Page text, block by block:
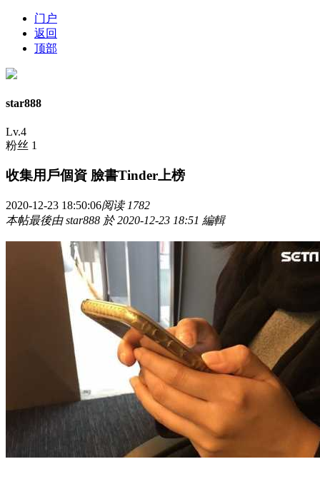
门户
返回
顶部
star888
Lv.4
粉丝 1
收集用戶個資 臉書Tinder上榜
2020-12-23 18:50:06阅读 1782
本帖最後由 star888 於 2020-12-23 18:51 編輯